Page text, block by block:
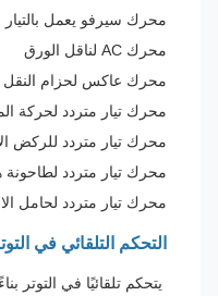
محرك سيرفو يعمل بالتيار
محرك AC لناقل الورق
محرك عاكس لحزام النقل
محرك تيار متردد لحركة
محرك تيار متردد للركض
محرك تيار متردد لطاحونة
محرك تيار متردد لحامل
التحكم التلقائي في التوتر
يتحكم تلقائيًا في التوتر بناءً